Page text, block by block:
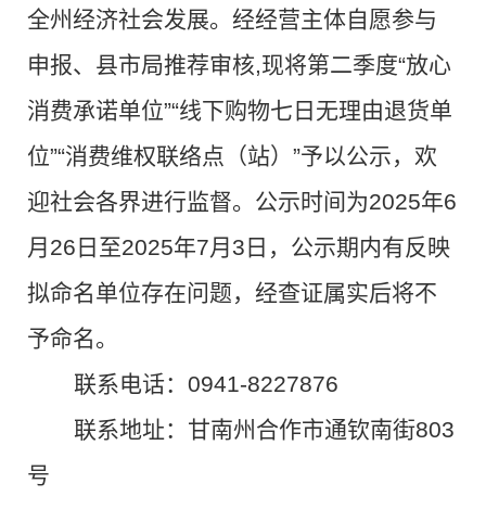
全州经济社会发展。经经营主体自愿参与
申报、县市局推荐审核,现将第二季度“放心
消费承诺单位”“线下购物七日无理由退货单
位”“消费维权联络点（站）”予以公示，欢
迎社会各界进行监督。公示时间为2025年6
月 26 日至2025年7月 3 日，公示期内有反映
拟命名单位存在问题，经查证属实后将不
予命名。
联系电话：0941-8227876
联系地址：甘南州合作市通钦南街803
号